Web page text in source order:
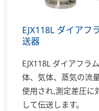
EJX118L ダイアフ
送器
EJX118L ダイアフラ
体、気体、蒸気の流
使用され,測定差圧に
して伝送します。